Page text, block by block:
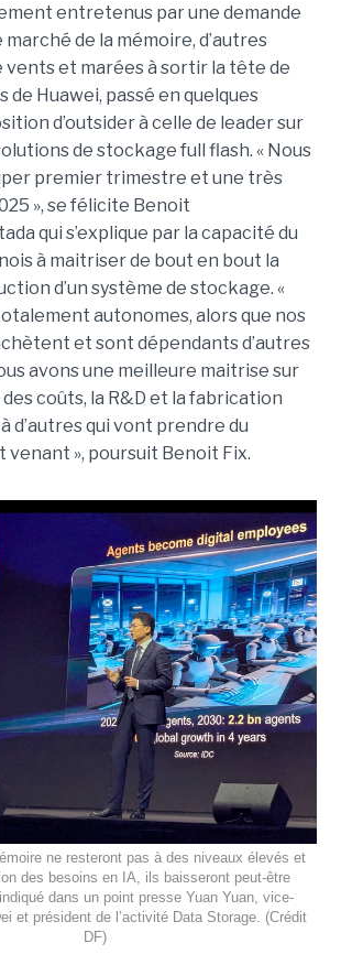
entretenus par une demande
de la mémoire, d’autres
et marées à sortir la tête de
de Huawei, passé en quelques
d’outsider à celle de leader sur
de stockage full flash. « Nous
premier trimestre et une très
», se félicite Benoit
qui s’explique par la capacité du
à maitriser de bout en bout la
d’un système de stockage. «
autonomes, alors que nos
et sont dépendants d’autres
avons une meilleure maitrise sur
coûts, la R&D et la fabrication
d’autres qui vont prendre du
venant », poursuit Benoit Fix.
ne resteront pas à des niveaux élevés et
des besoins en IA, ils baisseront peut-être
dans un point presse Yuan Yuan, vice-
et président de l’activité Data Storage. (Crédit
DF)